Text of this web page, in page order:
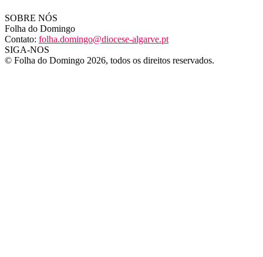
SOBRE NÓS
Folha do Domingo
Contato: folha.domingo@diocese-algarve.pt
SIGA-NOS
© Folha do Domingo 2026, todos os direitos reservados.